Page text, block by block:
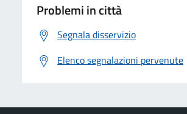
Problemi in città
Segnala disservizio
Elenco segnalazioni pervenute